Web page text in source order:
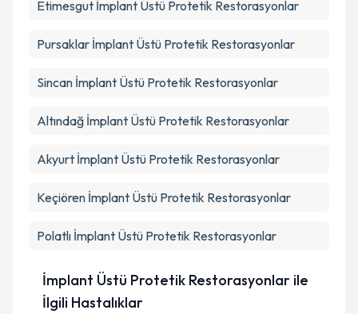
Etimesgut İmplant Üstü Protetik Restorasyonlar
Pursaklar İmplant Üstü Protetik Restorasyonlar
Sincan İmplant Üstü Protetik Restorasyonlar
Altındağ İmplant Üstü Protetik Restorasyonlar
Akyurt İmplant Üstü Protetik Restorasyonlar
Keçiören İmplant Üstü Protetik Restorasyonlar
Polatlı İmplant Üstü Protetik Restorasyonlar
İmplant Üstü Protetik Restorasyonlar ile
İlgili Hastalıklar